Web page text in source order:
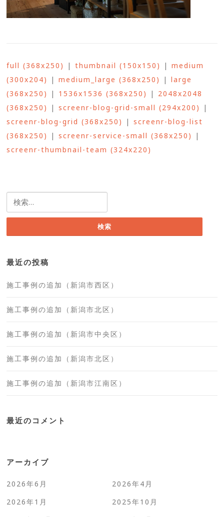
full (368x250) |thumbnail (150x150) |medium
(300x204)
|medium_large (368x250) |large
(368x250)
| 1536x1536 (368x250) | 2048x2048
(368x250)
|screenr-blog-grid-small (294x200)
|
screenr-blog-grid (368x250)
|screenr-blog-list
(368x250)
|screenr-service-small (368x250)
|
screenr-thumbnail-team (324x220)
索:
最近の投稿
施工事例の追加（新潟市西区）
施工事例の追加（新潟市北区）
施工事例の追加（新潟市中央区）
施工事例の追加（新潟市北区）
施工事例の追加（新潟市江南区）
最近のコメント
アーカイブ
2026年6月
2026年4月
2026年1月
2025年10月